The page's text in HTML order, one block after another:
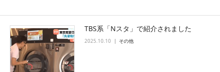
TBS系「Nスタ」で紹介されました
2025.10.10 その他